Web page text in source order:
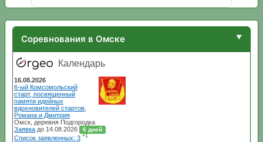
Соревнования в Омске